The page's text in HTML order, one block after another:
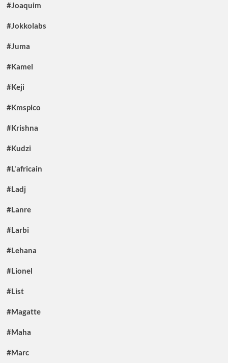
#Joaquim
#Jokkolabs
#Juma
#Kamel
#Keji
#Kmspico
#Krishna
#Kudzi
#L'africain
#Ladj
#Lanre
#Larbi
#Lehana
#Lionel
#List
#Magatte
#Maha
#Marc